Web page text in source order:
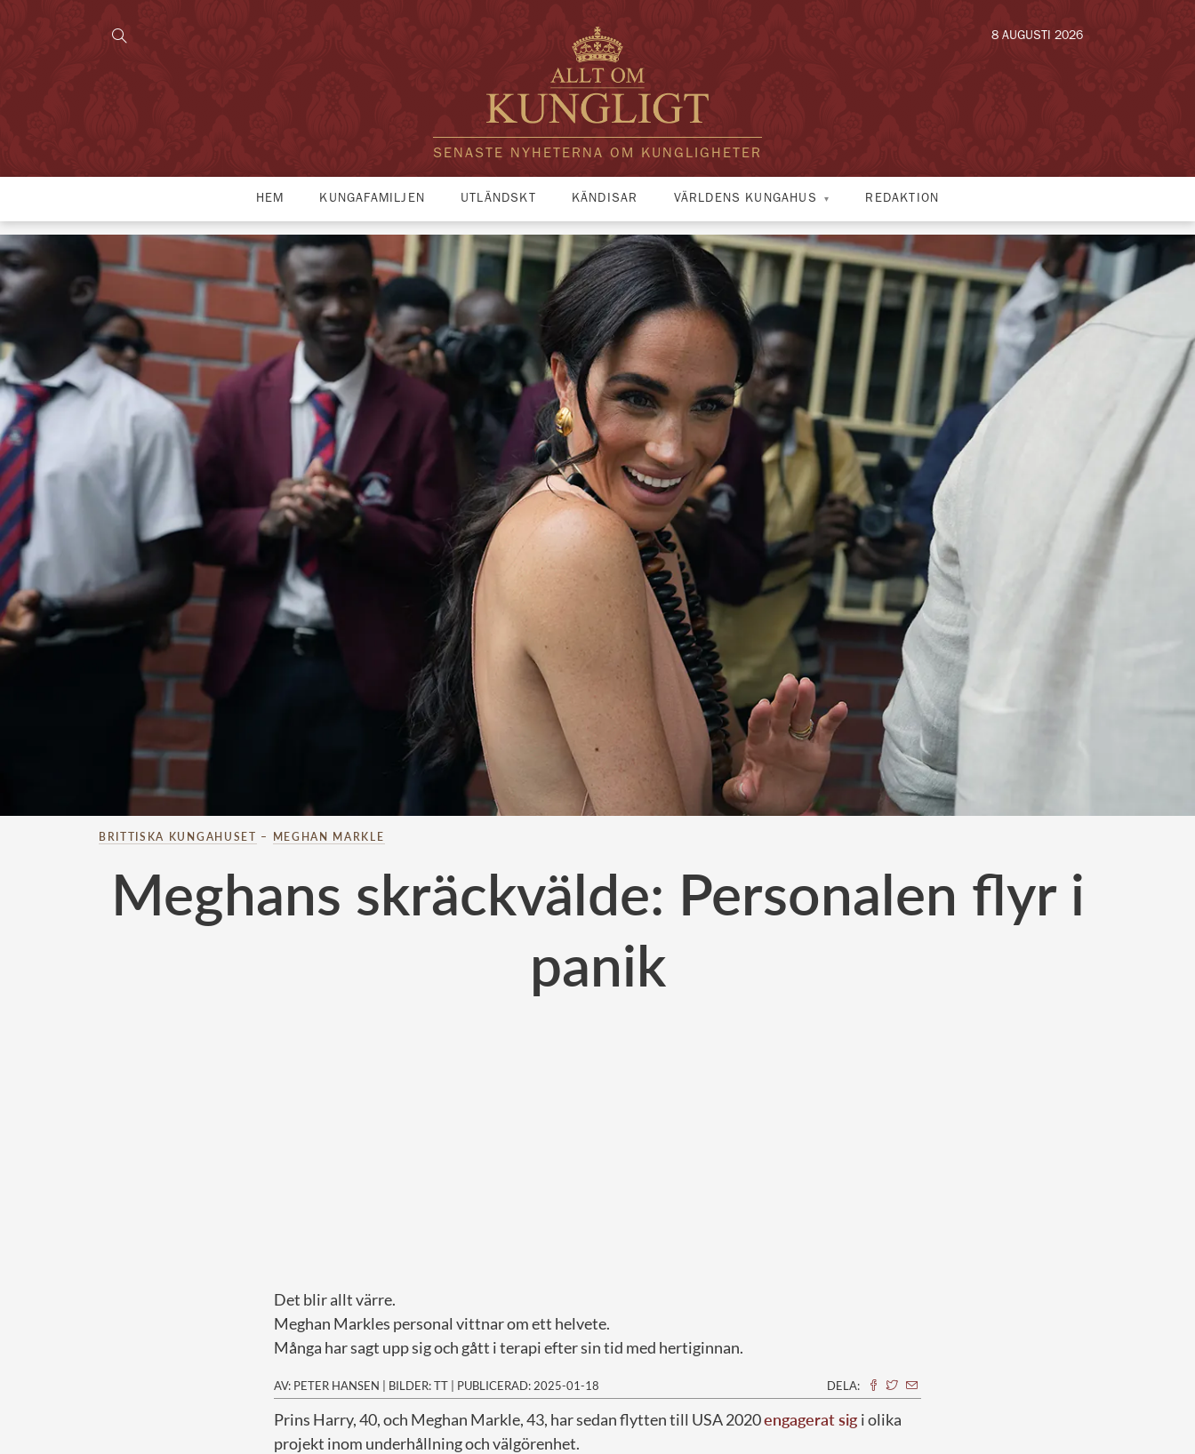
SENASTE NYHETERNA OM KUNGLIGHETER
8 AUGUSTI 2026
HEM KUNGAFAMILJEN UTLÄNDSKT KÄNDISAR VÄRLDENS KUNGAHUS REDAKTION
BRITTISKA KUNGAHUSET – MEGHAN MARKLE
Meghans skräckvälde: Personalen flyr i
panik
Det blir allt värre.
Meghan Markles personal vittnar om ett helvete.
Många har sagt upp sig och gått i terapi efter sin tid med hertiginnan.
AV: PETER HANSEN | BILDER: TT | PUBLICERAD: 2025-01-18 DELA:
Prins Harry, 40, och Meghan Markle, 43, har sedan flytten till USA 2020engagerat sig i olika
projekt inom underhållning och välgörenhet.